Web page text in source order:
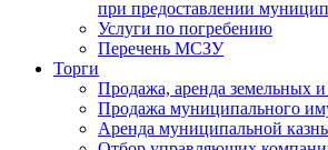
при предоставлении
Услуги по погребению
Перечень МСЗУ
Торги
Продажа, аренда земельных и
Продажа муниципального
Аренда муниципальной